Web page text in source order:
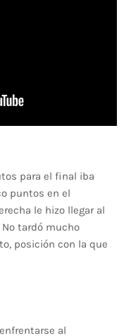
para el final iba
puntos en el
le hizo llegar al
tardó mucho
posición con la que
al